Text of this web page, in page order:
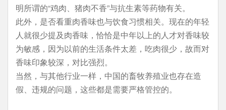
明所谓的“鸡肉、猪肉不香”与抗生素等药物有关。
此外，是否看重肉香味也与饮食习惯相关。现在的年轻
人就很少提及肉香味，恰恰是中年以上的人才对香味较
为敏感，因为以前的生活条件太差，吃肉很少，故而对
香味印象较深，对比强烈。
当然，与其他行业一样，中国的畜牧养殖业也存在造
假、违规的问题，这些都是需要严格管控的。